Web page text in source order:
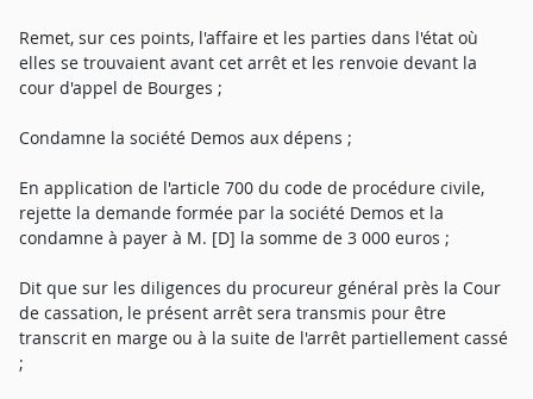
Remet, sur ces points, l'affaire et les parties dans l'état où
elles se trouvaient avant cet arrêt et les renvoie devant la
cour d'appel de Bourges ;
Condamne la société Demos aux dépens ;
En application de l'article 700 du code de procédure civile,
rejette la demande formée par la société Demos et la
condamne à payer à M. [D] la somme de 3 000 euros ;
Dit que sur les diligences du procureur général près la Cour
de cassation, le présent arrêt sera transmis pour être
transcrit en marge ou à la suite de l'arrêt partiellement cassé
;